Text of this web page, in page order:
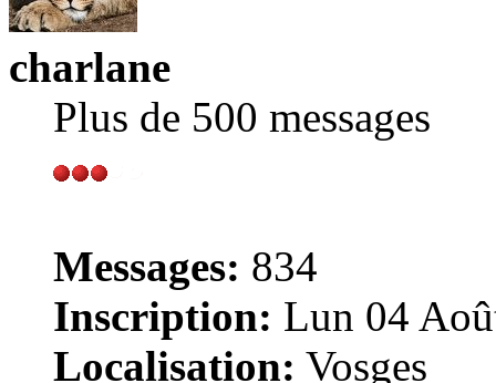
charlane
Plus de 500 messages
Messages: 834
Inscription: Lun 04
Localisation: Vosges